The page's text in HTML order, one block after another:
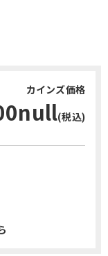
カインズ価格
(税込)